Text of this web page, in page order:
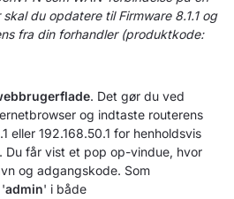
du opdatere til Firmware 8.1.1 og
fra din forhandler (produktkode:
. Det gør du ved
og indtaste routerens
eller 192.168.50.1 for henholdsvis
Du får vist et pop op-vindue, hvor
og adgangskode. Som
'admin' i både